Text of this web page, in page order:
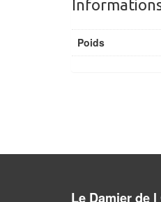
Poids
Le Damier de l